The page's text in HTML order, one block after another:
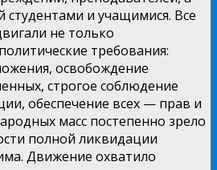
студентами и учащимися. Все
не только
требования:
освобождение
строгое соблюдение
обеспечение всех — прав и
масс постепенно зрело
полной ликвидации
Движение охватило